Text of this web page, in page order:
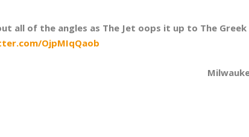
all of the angles as The Jet oops it up to The Greek
OjpMIqQaob